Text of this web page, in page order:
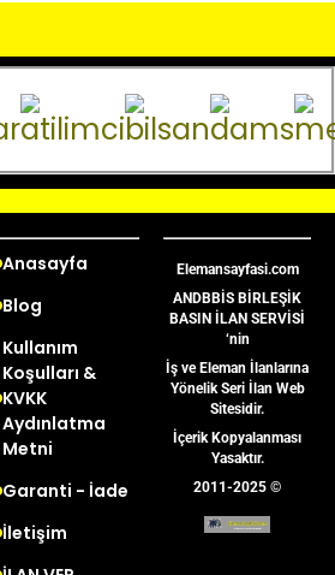
Anasayfa
Blog
Kullanım
Koşulları &
KVKK
Aydınlatma
Metni
Garanti - İade
İletişim
Elemansayfasi.com
ANDBBİS BİRLEŞİK
BASIN İLAN SERVİSİ
‘nin
İş ve Eleman İlanlarına
Yönelik Seri İlan Web
Sitesidir.
İçerik Kopyalanması
Yasaktır.
2011-2025 ©